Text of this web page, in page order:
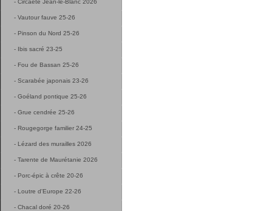
- Circaète Jean-le-Blanc 2026
- Vautour fauve 25-26
- Pinson du Nord 25-26
- Ibis sacré 23-25
- Fou de Bassan 25-26
- Scarabée japonais 23-26
- Goéland pontique 25-26
- Grue cendrée 25-26
- Rougegorge familier 24-25
- Lézard des murailles 2026
- Tarente de Maurétanie 2026
- Porc-épic à crête 20-26
- Loutre d'Europe 22-26
- Chacal doré 20-26